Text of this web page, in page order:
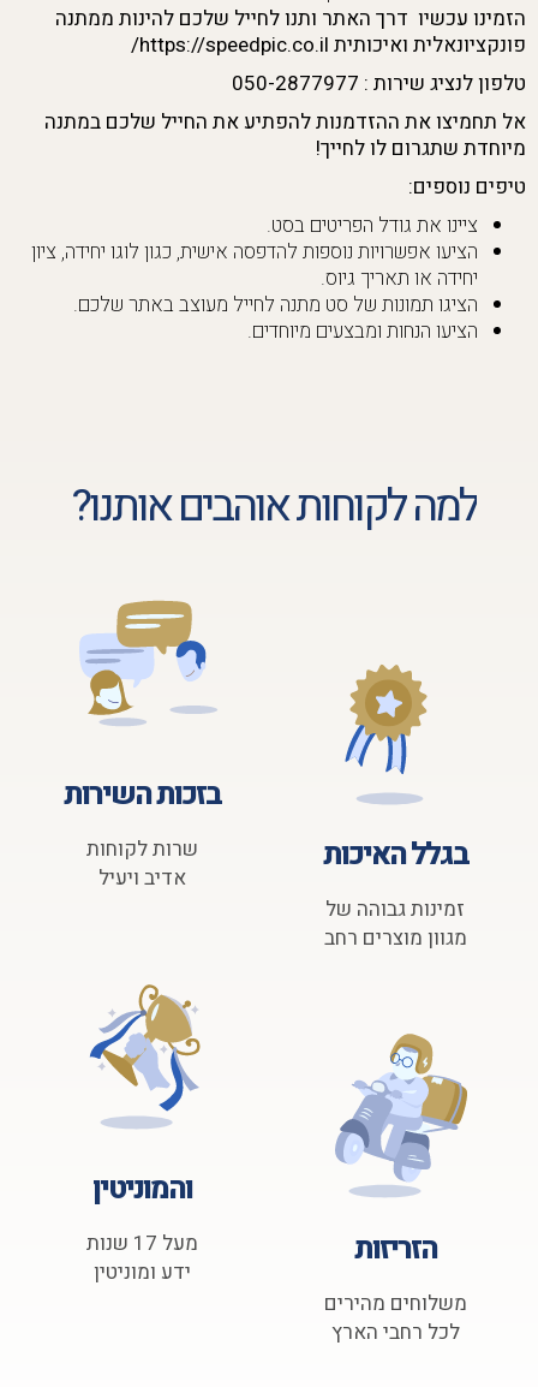
הזמינו עכשיו דרך האתר ותנו לחייל שלכם להינות ממתנה
פונקציונאלית ואיכותית https://speedpic.co.il/
טלפון לנציג שירות : 050-2877977
אל תחמיצו את ההזדמנות להפתיע את החייל שלכם במתנה
מיוחדת שתגרום לו לחייך!
טיפים נוספים:
ציינו את גודל הפריטים בסט.
הציעו אפשרויות נוספות להדפסה אישית, כגון לוגו יחידה, ציון
יחידה או תאריך גיוס.
הציגו תמונות של סט מתנה לחייל מעוצב באתר שלכם.
הציעו הנחות ומבצעים מיוחדים.
למה לקוחות אוהבים אותנו?
בגלל האיכות
זמינות גבוהה של
מגוון מוצרים רחב
בזכות השירות
שרות לקוחות
אדיב ויעיל
הזריזות
משלוחים מהירים
לכל רחבי הארץ
והמוניטין
מעל 17 שנות
ידע ומוניטין